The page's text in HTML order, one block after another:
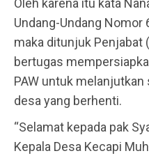
Oleh karena itu kata
Undang-Undang Nomor
maka ditunjuk Penjabat
bertugas
PAW untuk
desa yang berhenti.
“Selamat kepada pak
Kepala Desa Kecapi